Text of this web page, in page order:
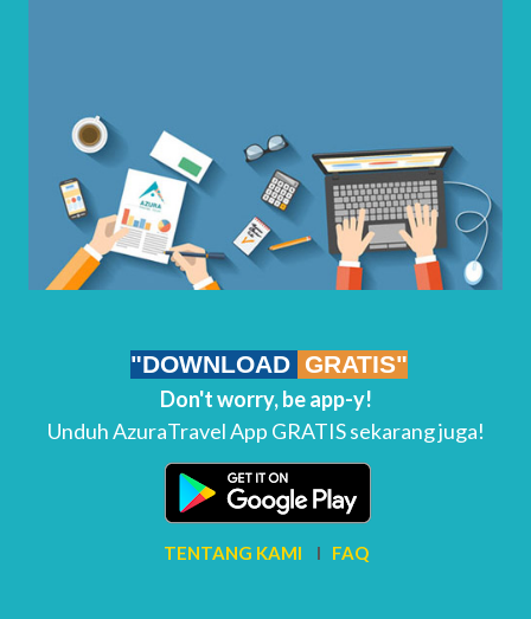
"DOWNLOAD GRATIS"
Don't worry, be app-y!
Unduh AzuraTravel App GRATIS sekarang juga!
TENTANG KAMI I FAQ